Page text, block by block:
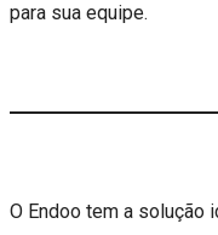
para sua equipe.
O Endoo tem a solução